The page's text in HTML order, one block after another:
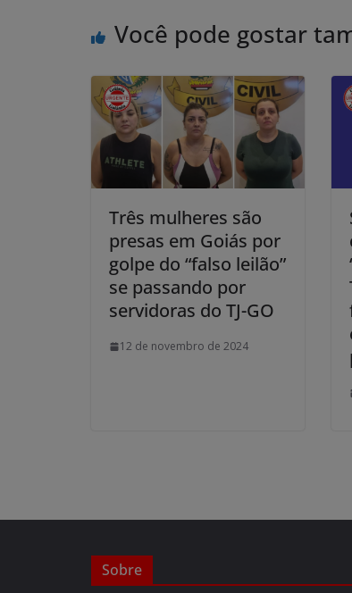
Você pode gostar
Três mulheres são
presas em Goiás por
golpe do “falso leilão”
se passando por
servidoras do TJ-GO
12 de novembro de 2024
Sobre